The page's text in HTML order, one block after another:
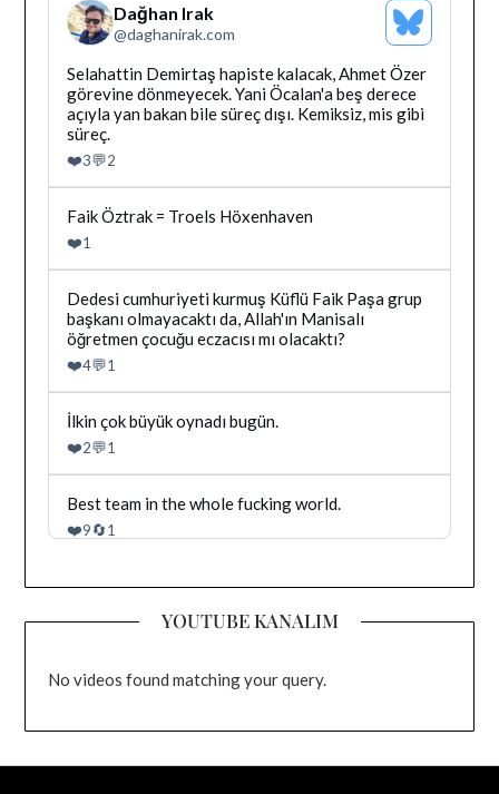
Dağhan Irak
@daghanirak.com
Bluesky
Profilini
Gor
Bluesky'da
Dağhan
Irak
tarafindan
yazilan
gonderiyi
goruntule
Selahattin Demirtaş hapiste kalacak, Ahmet Özer
görevine dönmeyecek. Yani Öcalan'a beş derece
açıyla yan bakan bile süreç dışı. Kemiksiz, mis gibi
süreç.
❤️3💬2
Bluesky'da
Dağhan
Irak
tarafindan
yazilan
gonderiyi
goruntule
Faik Öztrak = Troels Höxenhaven
❤️1
Bluesky'da
Dağhan
Irak
tarafindan
yazilan
gonderiyi
goruntule
Dedesi cumhuriyeti kurmuş Küflü Faik Paşa grup
başkanı olmayacaktı da, Allah'ın Manisalı
öğretmen çocuğu eczacısı mı olacaktı?
❤️4💬1
Bluesky'da
Dağhan
Irak
tarafindan
yazilan
gonderiyi
goruntule
İlkin çok büyük oynadı bugün.
❤️2💬1
Bluesky'da
Dağhan
Irak
yazilan
goruntule
Best team in the whole fucking world.
❤️9🔄1
YOUTUBE KANALIM
No videos found matching your query.